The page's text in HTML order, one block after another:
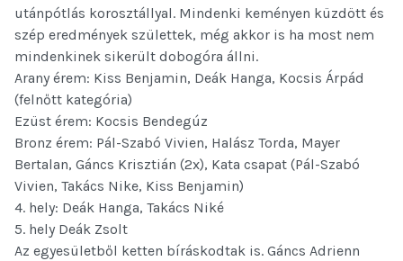
utánpótlás korosztállyal. Mindenki keményen küzdött és
szép eredmények születtek, még akkor is ha most nem
mindenkinek sikerült dobogóra állni.
Arany érem: Kiss Benjamin, Deák Hanga, Kocsis Árpád
(felnőtt kategória)
Ezüst érem: Kocsis Bendegúz
Bronz érem: Pál-Szabó Vivien, Halász Torda, Mayer
Bertalan, Gáncs Krisztián (2x), Kata csapat (Pál-Szabó
Vivien, Takács Nike, Kiss Benjamin)
4. hely: Deák Hanga, Takács Niké
5. hely Deák Zsolt
Az egyesületből ketten bíráskodtak is. Gáncs Adrienn